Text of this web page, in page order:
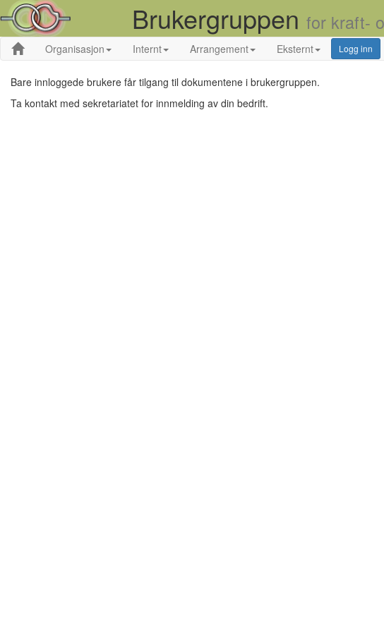
Brukergruppen for kraft-
Organisasjon Internt Arrangement Eksternt Logg inn
Bare innloggede brukere får tilgang til dokumentene i brukergruppen.
Ta kontakt med sekretariatet for innmelding av din bedrift.